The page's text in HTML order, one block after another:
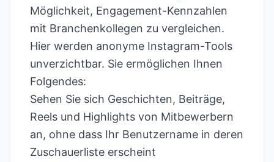
Möglichkeit, Engagement-Kennzahlen
mit Branchenkollegen zu vergleichen.
Hier werden anonyme Instagram-Tools
unverzichtbar. Sie ermöglichen Ihnen
Folgendes:
Sehen Sie sich Geschichten, Beiträge,
Reels und Highlights von Mitbewerbern
an, ohne dass Ihr Benutzername in deren
Zuschauerliste erscheint